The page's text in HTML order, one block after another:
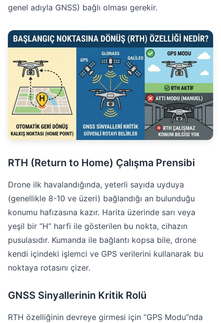
genel adıyla GNSS) bağlı olması gerekir.
RTH (Return to Home) Çalışma Prensibi
Drone ilk havalandığında, yeterli sayıda uyduya
(genellikle 8-10 ve üzeri) bağlandığı an bulunduğu
konumu hafızasına kazır. Harita üzerinde sarı veya
yeşil bir “H” harfi ile gösterilen bu nokta, cihazın
pusulasıdır. Kumanda ile bağlantı kopsa bile, drone
kendi içindeki işlemci ve GPS verilerini kullanarak bu
noktaya rotasını çizer.
GNSS Sinyallerinin Kritik Rolü
RTH özelliğinin devreye girmesi için “GPS Modu”nda